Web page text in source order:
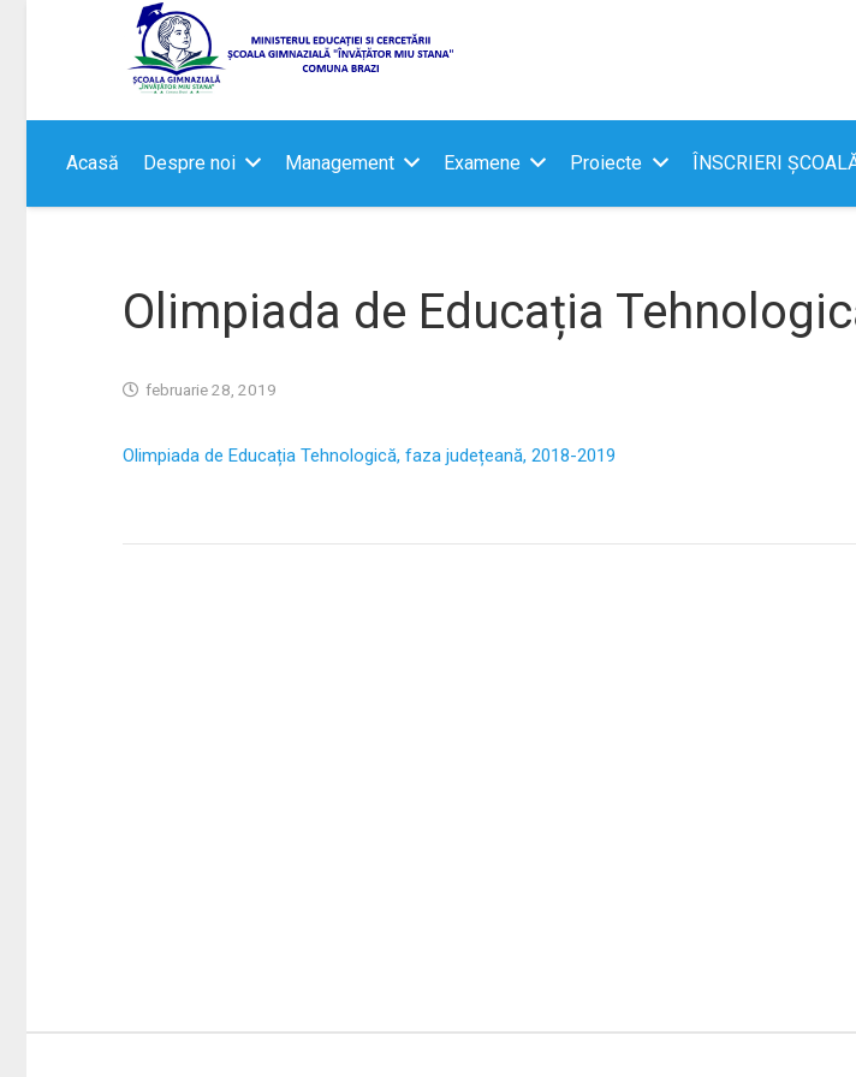
Acasă Despre noi Management Examene Proiecte ÎNSCRIERI
Olimpiada de Educația
februarie 28, 2019
Olimpiada de Educația Tehnologică, faza județeană, 2018-2019